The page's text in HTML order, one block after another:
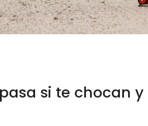
si te chocan